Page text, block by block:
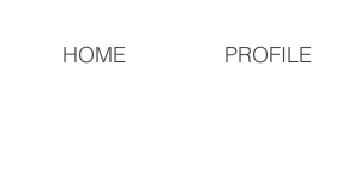
HOME PROFILE